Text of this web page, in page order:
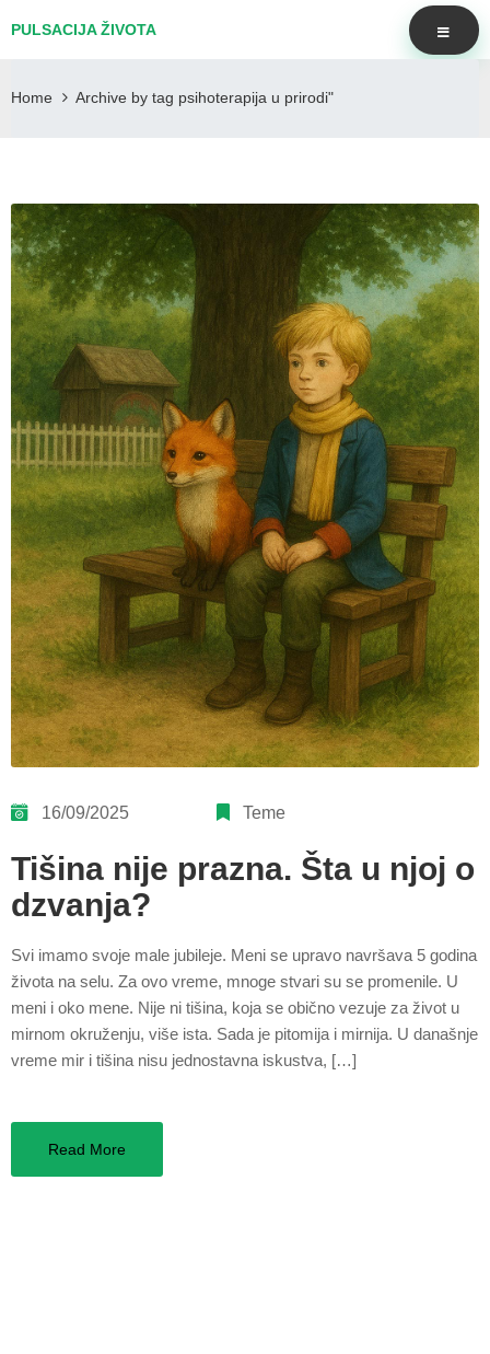
PULSACIJA ŽIVOTA
Home Archive by tag psihoterapija u prirodi"
16/09/2025 Teme
Tišina nije prazna. Šta u njoj o
dzvanja?
Svi imamo svoje male jubileje. Meni se upravo navršava 5 godina
života na selu. Za ovo vreme, mnoge stvari su se promenile. U
meni i oko mene. Nije ni tišina, koja se obično vezuje za život u
mirnom okruženju, više ista. Sada je pitomija i mirnija. U današnje
vreme mir i tišina nisu jednostavna iskustva, […]
Read More